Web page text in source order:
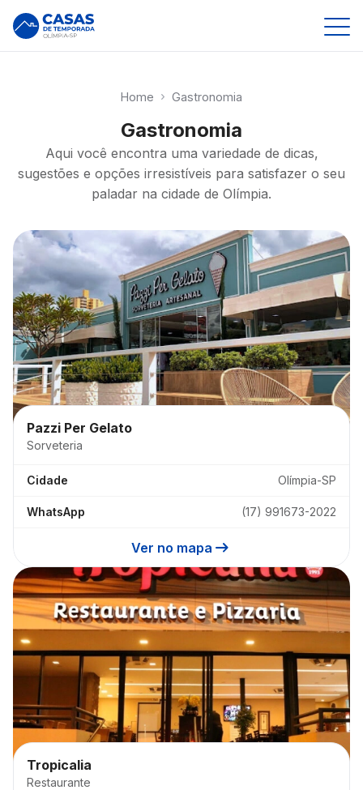
Thermas dos Laranjais
Vale dos Dinossauros
Museu de Cera
Todos os Parques
Gastronomia
Contato
Comprar ingressos
Home chevron_right Gastronomia
Gastronomia
Aqui você encontra uma variedade de dicas,
sugestões e opções irresistíveis para satisfazer o seu
paladar na cidade de Olímpia.
Pazzi Per Gelato
Sorveteria
Cidade Olímpia-SP
WhatsApp (17) 991673-2022
Ver no mapa arrow_right_alt
Tropicalia
Restaurante